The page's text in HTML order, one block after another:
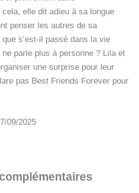
cela, elle dit adieu à sa longue
penser les autres de sa
s’est-il passé dans la vie
ne parle plus à personne ? Lila et
une surprise pour leur
pas Best Friends Forever pour
09/2025